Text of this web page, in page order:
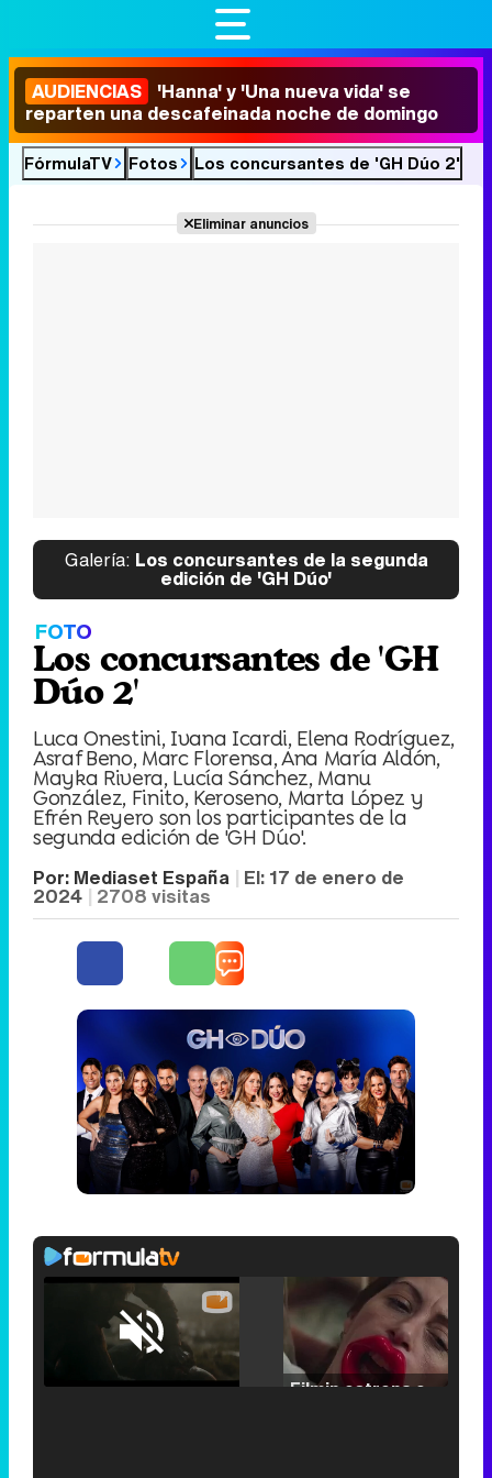
AUDIENCIAS 'Hanna' y 'Una nueva vida' se
reparten una descafeinada noche de domingo
FórmulaTV Fotos Los concursantes de 'GH Dúo 2'
Eliminar anuncios
Galería: Los concursantes de la segunda
edición de 'GH Dúo'
FOTO
Los concursantes de 'GH
Dúo 2'
Luca Onestini, Ivana Icardi, Elena Rodríguez,
Asraf Beno, Marc Florensa, Ana María Aldón,
Mayka Rivera, Lucía Sánchez, Manu
González, Finito, Keroseno, Marta López y
Efrén Reyero son los participantes de la
segunda edición de 'GH Dúo'.
Por: Mediaset España El: 17 de enero de
2024 2708 visitas
Unmute /
Loaded:
25.30%